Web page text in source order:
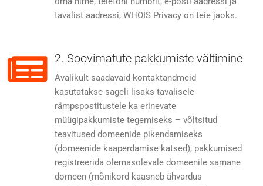
tavalist aadressi, WHOIS Privacy on teie jaoks.
2. Soovimatute pakkumiste vältimine
Avalikult saadavaid kontaktandmeid
kasutatakse sageli lisaks tavalisele
rämpspostitustele ka erinevate
müügipakkumiste tegemiseks – võltsitud
teavitused domeenide pikendamiseks
(domeenide kaaperdamise katsed), pakkumised
registreerida olemasolevale domeenile sarnane
domeen (mõnikord kaasneb ähvardus